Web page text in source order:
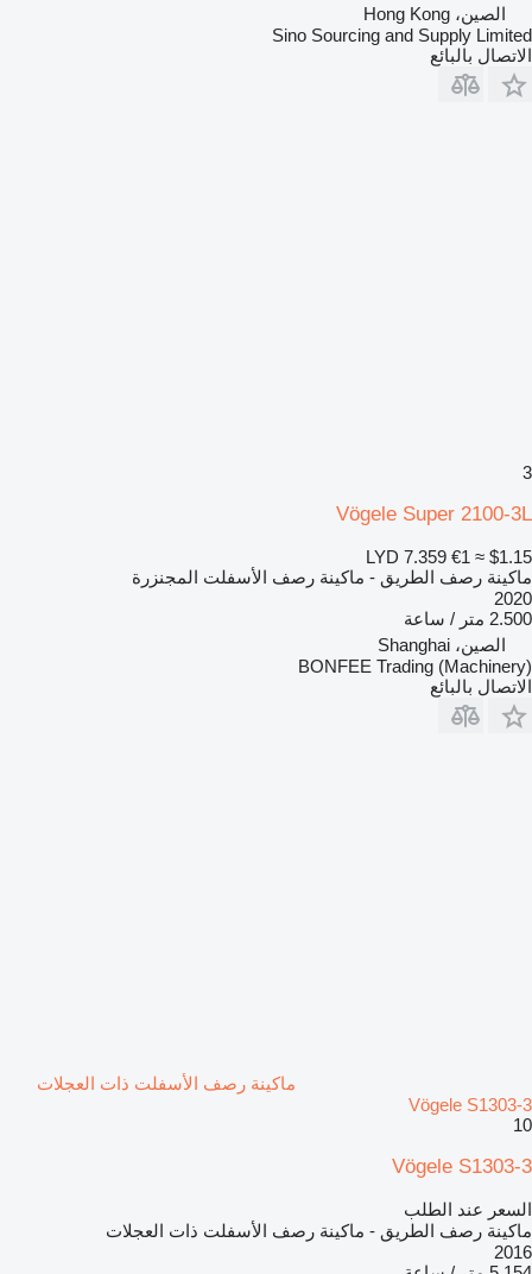
الصين، Hong Kong
Sino Sourcing and Supply Limited
الاتصال بالبائع
3
Vögele Super 2100-3L
LYD 7.359 €1 ≈ $1.15
ماكينة رصف الطريق - ماكينة رصف الأسفلت المجنزرة
2020
2.500 متر / ساعة
الصين، Shanghai
BONFEE Trading (Machinery)
الاتصال بالبائع
ماكينة رصف الأسفلت ذات العجلات
Vögele S1303-3
10
Vögele S1303-3
السعر عند الطلب
ماكينة رصف الطريق - ماكينة رصف الأسفلت ذات العجلات
2016